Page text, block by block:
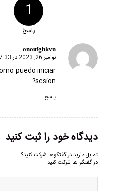
1
پاسخ
onoufghkvn
گفته:
نوامبر 26, 2023 در 7:33 ب.ظ
puedo iniciar
sesion?
پاسخ
دیدگاه خود را ثبت کنید
تمایل دارید در گفتگوها شرکت کنید؟
در گفتگو ها شرکت کنید.